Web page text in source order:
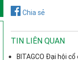
Chia sẻ
TIN LIÊN QUAN
BITAGCO Đại hội